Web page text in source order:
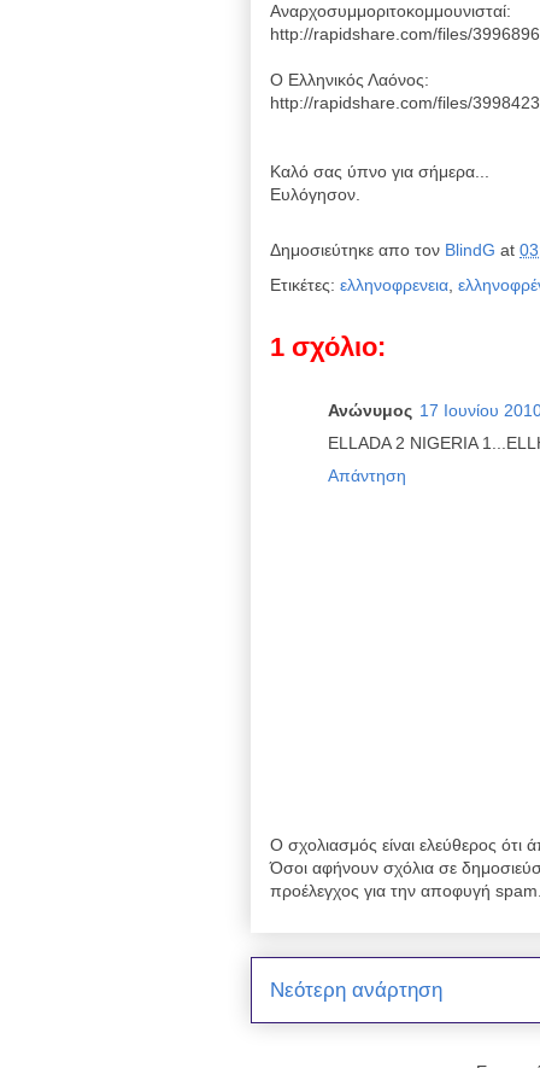
Αναρχοσυμμοριτοκομμουνισταί:
http://rapidshare.com/files/
Ο Ελληνικός Λαόνος:
http://rapidshare.com/files/
Καλό σας ύπνο για σήμερα...
Ευλόγησον.
Δημοσιεύτηκε απο τον BlindG at
Ετικέτες: ελληνοφρενεια
1 σχόλιο:
Ανώνυμος 17 Ιουνίου
ELLADA 2 NIGERIA
Απάντηση
Ο σχολιασμός είναι ελεύθερος ότι
Όσοι αφήνουν σχόλια σε
προέλεγχος για την αποφυγή spam.
Νεότερη ανάρτηση